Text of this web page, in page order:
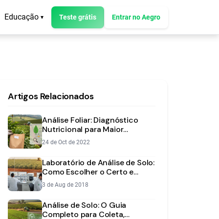
Educação ▾ Teste grátis Entrar no Aegro
Artigos Relacionados
Análise Foliar: Diagnóstico
Nutricional para Maior
Produtividade
24 de Oct de 2022
Laboratório de Análise de Solo:
Como Escolher o Certo e
Garantir a Produtividade
3 de Aug de 2018
Análise de Solo: O Guia
Completo para Coleta,